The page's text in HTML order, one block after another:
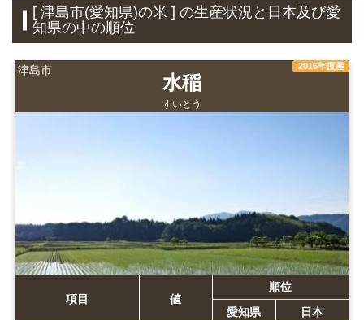
[ 津島市(愛知県)の米 ] の生産状況と日本及び愛
知県の中の順位
津島市 2016年度産
水稲
すいとう
項目 値
順位
愛知県
日本